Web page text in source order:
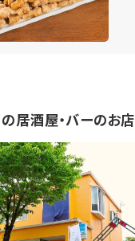
居酒屋・バーのお店